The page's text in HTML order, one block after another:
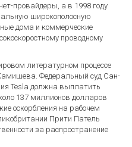
провайдеры, а в 1998 году
широкополосную
дома и коммерческие
проводному
литературном процессе
Федеральный суд Сан-
Tesla должна выплатить
137 миллионов долларов
оскорбления на рабочем
Прити Патель
за распространение